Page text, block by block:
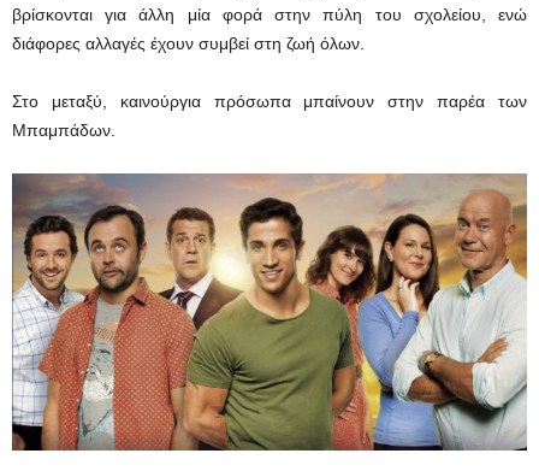
βρίσκονται για άλλη μία φορά στην πύλη του σχολείου, ενώ
διάφορες αλλαγές έχουν συμβεί στη ζωή όλων.
Στο μεταξύ, καινούργια πρόσωπα μπαίνουν στην παρέα των
Μπαμπάδων.